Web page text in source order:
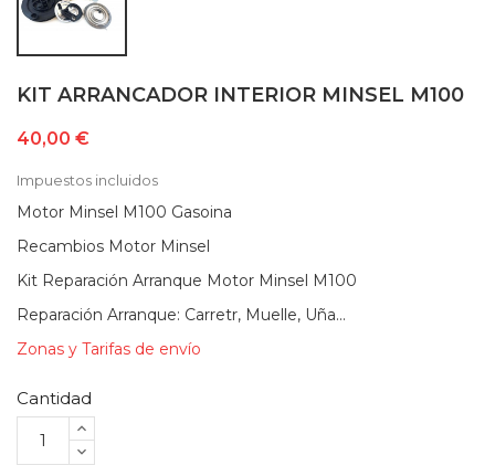
KIT ARRANCADOR INTERIOR MINSEL M100
40,00 €
Impuestos incluidos
Motor Minsel M100 Gasoina
Recambios Motor Minsel
Kit Reparación Arranque Motor Minsel M100
Reparación Arranque: Carretr, Muelle, Uña...
Zonas y Tarifas de envío
Cantidad